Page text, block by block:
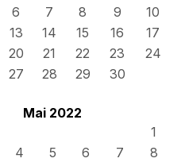
6 7 8 9
10
13 14 15 16
17
20 21 22 23
24
27 28 29 30
Mai 2022
1
4 5 6 7
8